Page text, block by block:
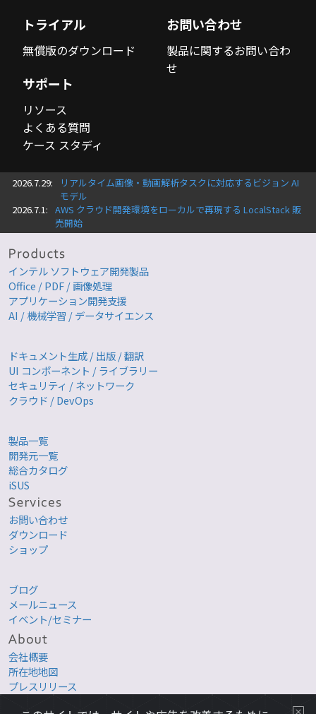
トライアル
無償版のダウンロード
サポート
リソース
よくある質問
ケース スタディ
お問い合わせ
製品に関するお問い合わ
せ
2026.7.29:
リアルタイム画像・動画解析タスクに対応するビジョン AI
モデル
2026.7.1: AWS クラウド開発環境をローカルで再現する LocalStack 販
売開始
インテル ソフトウェア開発製品
Office / PDF / 画像処理
アプリケーション開発支援
AI / 機械学習 / データサイエンス
ドキュメント生成 / 出版 / 翻訳
UI コンポーネント / ライブラリー
セキュリティ / ネットワーク
クラウド / DevOps
製品一覧
開発元一覧
総合カタログ
iSUS
お問い合わせ
ダウンロード
ショップ
ブログ
メールニュース
イベント/セミナー
会社概要
所在地地図
プレスリリース